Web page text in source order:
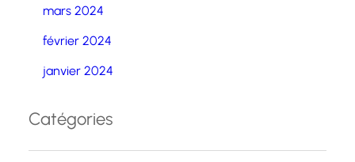
mars 2024
février 2024
janvier 2024
Catégories